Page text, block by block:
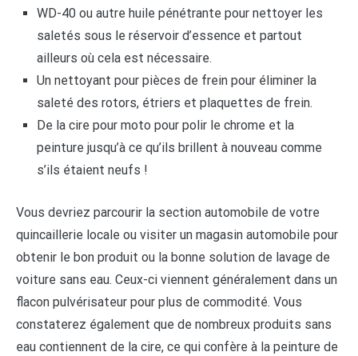
WD-40 ou autre huile pénétrante pour nettoyer les
saletés sous le réservoir d’essence et partout
ailleurs où cela est nécessaire.
Un nettoyant pour pièces de frein pour éliminer la
saleté des rotors, étriers et plaquettes de frein.
De la cire pour moto pour polir le chrome et la
peinture jusqu’à ce qu’ils brillent à nouveau comme
s’ils étaient neufs !
Vous devriez parcourir la section automobile de votre
quincaillerie locale ou visiter un magasin automobile pour
obtenir le bon produit ou la bonne solution de lavage de
voiture sans eau. Ceux-ci viennent généralement dans un
flacon pulvérisateur pour plus de commodité. Vous
constaterez également que de nombreux produits sans
eau contiennent de la cire, ce qui confère à la peinture de